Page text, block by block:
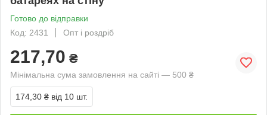
Готово до відправки
Код: 2431
Опт і роздріб
217,70 ₴
Мінімальна сума замовлення на сайті — 500 ₴
174,30 ₴ від 10 шт.